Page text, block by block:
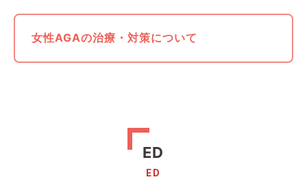
女性AGAの治療・対策について
ED
ED